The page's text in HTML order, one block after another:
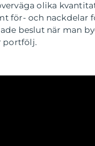
olika
för- och nackdelar
beslut när man
portfölj.